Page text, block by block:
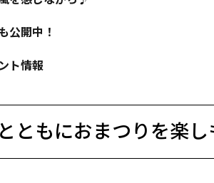
公開中！
ト情報
ともにおまつりを楽